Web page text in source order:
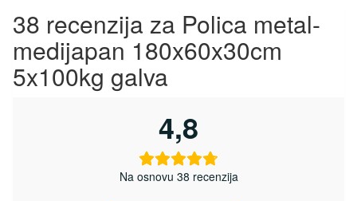
38 recenzija za Polica metal-
medijapan 180x60x30cm
5x100kg galva
4,8
Na osnovu 38 recenzija